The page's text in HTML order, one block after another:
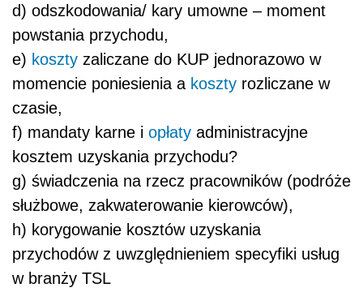
d) odszkodowania/ kary umowne – moment
powstania przychodu,
e) koszty zaliczane do KUP jednorazowo w
momencie poniesienia a koszty rozliczane w
czasie,
f) mandaty karne i opłaty administracyjne
kosztem uzyskania przychodu?
g) świadczenia na rzecz pracowników (podróże
służbowe, zakwaterowanie kierowców),
h) korygowanie kosztów uzyskania
przychodów z uwzględnieniem specyfiki usług
w branży TSL